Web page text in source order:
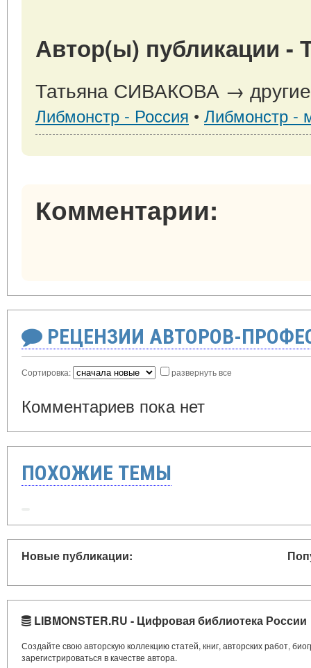
Автор(ы) публикации
Татьяна СИВАКОВА →
Либмонстр - Россия • Либмонстр -
Комментарии:
РЕЦЕНЗИИ АВТОРОВ-
Сортировка: развернуть все
Комментариев пока нет
ПОХОЖИЕ ТЕМЫ
Новые публикации:
LIBMONSTER.RU - Цифровая библиотека России
Создайте свою авторскую коллекцию статей, книг, авторских работ,
зарегистрироваться в качестве автора.